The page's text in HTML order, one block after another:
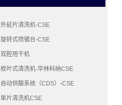
外延片清洗机-CSE
旋转式喷镀台-CSE
双腔甩干机
枚叶式清洗机-华林科纳CSE
自动供酸系统（CDS）-CSE
单片清洗机CSE